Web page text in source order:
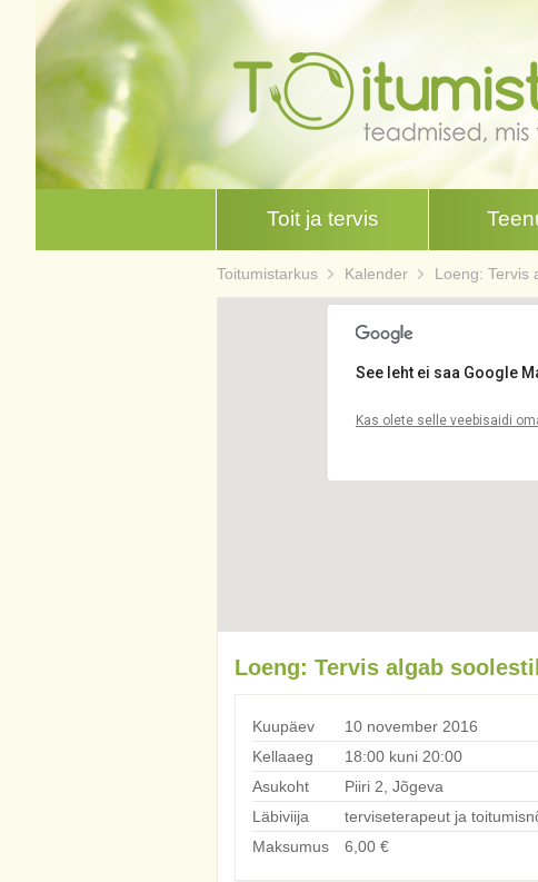
Toit ja tervis
Toitumistarkus Kalender Loeng: Tervis
See leht ei saa Google
Kas olete selle veebisaidi
Loeng: Tervis algab
Kuupäev
10 november 2016
Kellaaeg
18:00 kuni 20:00
Asukoht
Piiri 2, Jõgeva
Läbiviija
terviseterapeut ja
Maksumus
6,00 €